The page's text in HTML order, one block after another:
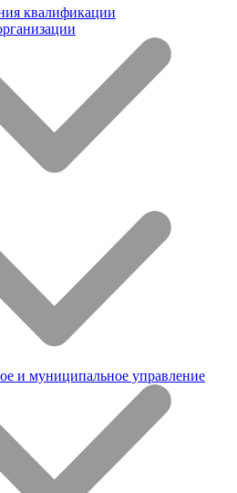
квалификации
и муниципальное управление